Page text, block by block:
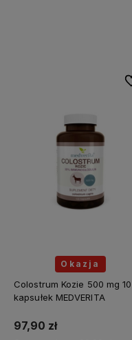
Okazja
Colostrum Kozie 500 mg
kapsułek MEDVERITA
97,90 zł